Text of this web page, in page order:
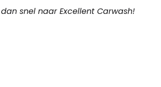
snel naar Excellent Carwash!